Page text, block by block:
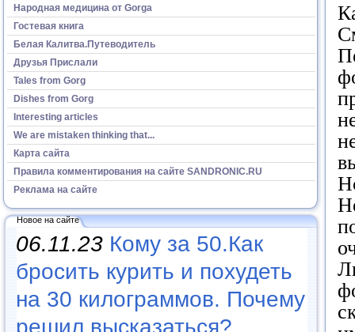
Народная медицина от Gorga
Гостевая книга
Белая Калитва.Путеводитель
Друзья Прислали
Tales from Gorg
Dishes from Gorg
Interesting articles
We are mistaken thinking that...
Карта сайта
Правила комментирования на сайте SANDRONIC.RU
Реклама на сайте
Новое на сайте
06.11.23 Кому за 50.Как
бросить курить и похудеть
на 30 килограммов. Почему
решил высказаться?